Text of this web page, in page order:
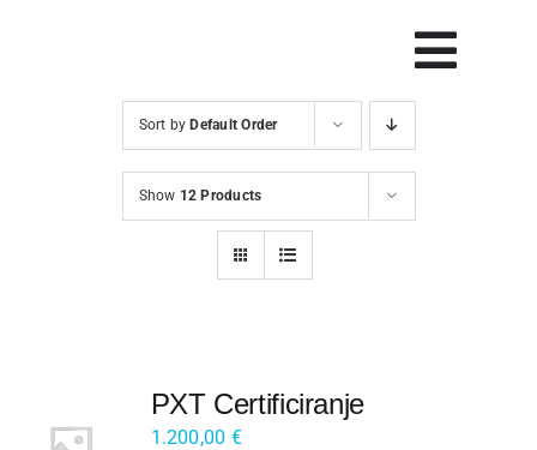
Svetovanje
Rešitve in orodja
Raziskave
Dogodki
Sort by Default Order
Show 12 Products
PXT Certificiranje
1.200,00 €